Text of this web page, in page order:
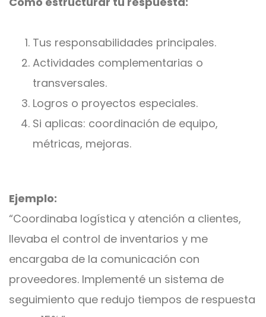
Tus responsabilidades principales.
Actividades complementarias o
transversales.
Logros o proyectos especiales.
Si aplicas: coordinación de equipo,
métricas, mejoras.
Ejemplo:
“Coordinaba logística y atención a clientes,
llevaba el control de inventarios y me
encargaba de la comunicación con
proveedores. Implementé un sistema de
seguimiento que redujo tiempos de respuesta